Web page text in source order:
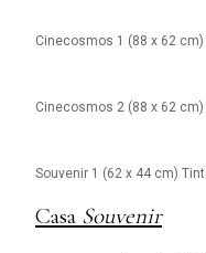
Cinecosmos 1 (88 x 62
Cinecosmos 2 (88 x 62
Souvenir 1 (62 x 44 cm)
Casa Souvenir